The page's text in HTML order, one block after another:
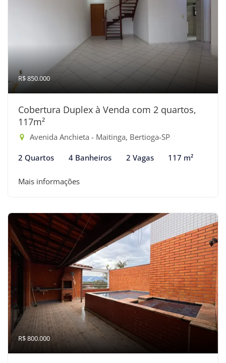
R$ 850.000
Cobertura Duplex à Venda com 2 quartos,
117m²
Avenida Anchieta - Maitinga, Bertioga-SP
2 Quartos 4 Banheiros 2 Vagas 117 m²
Mais informações
R$ 800.000